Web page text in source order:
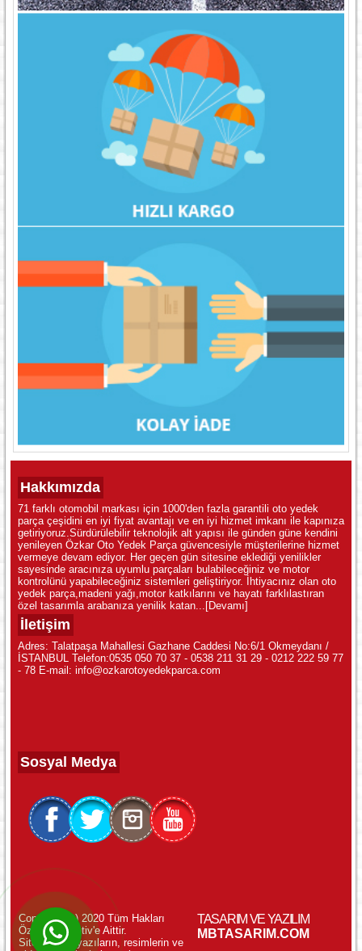
WhatsApp ile Online Destek!
Hakkımızda
71 farklı otomobil markası için 1000'den fazla garantili oto yedek
parça çeşidini en iyi fiyat avantajı ve en iyi hizmet imkanı ile kapınıza
getiriyoruz.Sürdürülebilir teknolojik alt yapısı ile günden güne kendini
yenileyen Özkar Oto Yedek Parça güvencesiyle müşterilerine hizmet
vermeye devam ediyor. Her geçen gün sitesine eklediği yenilikler
sayesinde aracınıza uyumlu parçaları bulabileceğiniz ve motor
kontrolünü yapabileceğiniz sistemleri geliştiriyor. İhtiyacınız olan oto
yedek parça,madeni yağı,motor katkılarını ve hayatı farklılastıran
özel tasarımla arabanıza yenilik katan... [Devamı]
İletişim
Adres: Talatpaşa Mahallesi Gazhane Caddesi No:6/1 Okmeydanı /
İSTANBUL Telefon:0535 050 70 37 - 0538 211 31 29 - 0212 222 59 77
- 78 E-mail: info@ozkarotoyedekparca.com
Sosyal Medya
Copyright (c) 2020 Tüm Hakları
Özkar Otomotiv'e Aittir.
Sitemizdeki yazıların, resimlerin ve
TASARIM VE YAZILIM
MBTASARIM.COM